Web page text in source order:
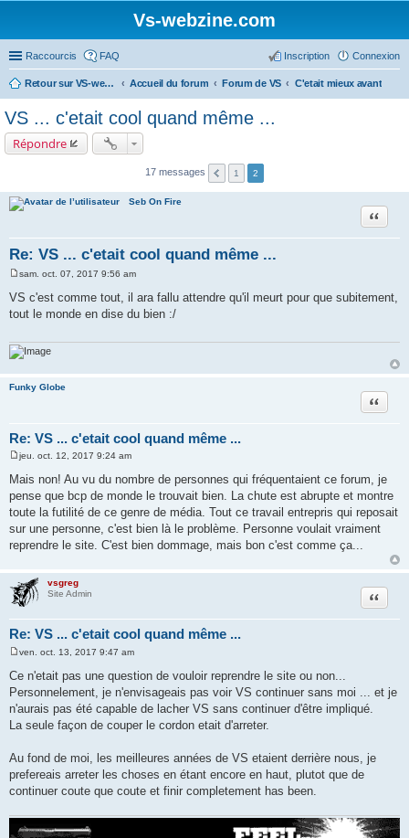
Vs-webzine.com
Raccourcis FAQ Connexion
Inscription
Retour sur VS-webzine Accueil du forum Forum de VS C'etait mieux avant
VS ... c'etait cool quand même ...
Répondre
17 messages 1 2
Seb On Fire
Re: VS ... c'etait cool quand même ...
Citer
e
s
s
e
sam. oct. 07, 2017 9:56 am
VS c'est comme tout, il ara fallu attendre qu'il meurt pour que subitement,
tout le monde en dise du bien :/
Funky Globe
Re: VS ... c'etait cool quand même ...
Citer
M
e
s
s
a
g
e
jeu. oct. 12, 2017 9:24 am
Mais non! Au vu du nombre de personnes qui fréquentaient ce forum, je
pense que bcp de monde le trouvait bien. La chute est abrupte et montre
toute la futilité de ce genre de média. Tout ce travail entrepris qui reposait
sur une personne, c'est bien là le problème. Personne voulait vraiment
reprendre le site. C'est bien dommage, mais bon c'est comme ça...
vsgreg
Site Admin
Re: VS ... c'etait cool quand même ...
Citer
s
s
g
e
ven. oct. 13, 2017 9:47 am
Ce n'etait pas une question de vouloir reprendre le site ou non...
Personnelement, je n'envisageais pas voir VS continuer sans moi ... et je
n'aurais pas été capable de lacher VS sans continuer d'être impliqué.
La seule façon de couper le cordon etait d'arreter.
Au fond de moi, les meilleures années de VS etaient derrière nous, je
prefereais arreter les choses en étant encore en haut, plutot que de
continuer coute que coute et finir completement has been.